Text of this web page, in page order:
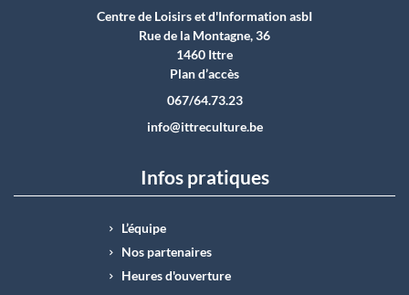
Centre de Loisirs et d'Information asbI
Rue de la Montagne, 36
1460 Ittre
Plan d’accès
067/64.73.23
info@ittreculture.be
Infos pratiques
L’équipe
Nos partenaires
Heures d'ouverture